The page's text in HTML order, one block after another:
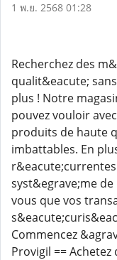
1 พ.ย. 2568 01:28
Recherchez des
qualit&eacute;
plus ! Notre
pouvez vouloir
produits de haute
imbattables. En
syst&egrave;me
vous que vos
Commencez
Provigil ==